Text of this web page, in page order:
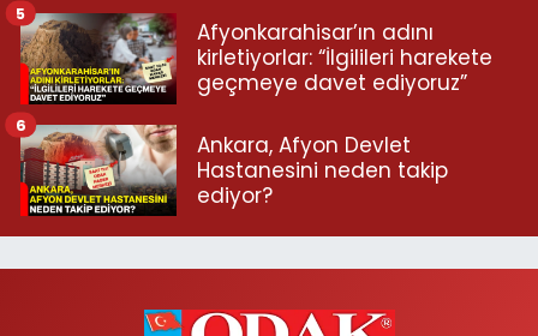
Afyonkarahisar’ın adını
kirletiyorlar: “İlgilileri harekete
geçmeye davet ediyoruz”
5
Ankara, Afyon Devlet
Hastanesini neden takip
ediyor?
6